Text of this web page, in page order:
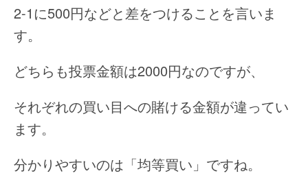
2-1に500円などと差をつけることを言いま
す。
どちらも投票金額は2000円なのですが、
それぞれの買い目への賭ける金額が違ってい
ます。
分かりやすいのは「均等買い」ですね。